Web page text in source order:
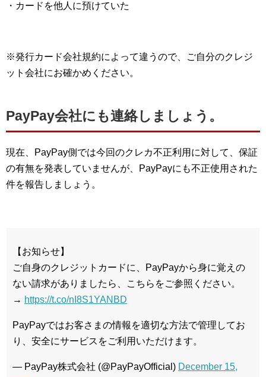
・カードを他人に預けていた
※発行カード会社規約によって違うので、ご自分のクレジ
ット会社にお確かめください。
PayPay会社にも連絡しましょう。
現在、PayPay側では今回のクレカ不正利用に対して、保証
の有無を発表していませんが、PayPayにも不正使用された
件を報告しましょう。
【お知らせ】
ご自身のクレジットカードに、PayPayから身に覚えの
ない請求がありましたら、こちらをご参照ください。
→ https://t.co/nI8S1YANBD
PayPayではお客さまの情報を適切な方法で管理してお
り、安全にサービスをご利用いただけます。
— PayPay株式会社 (@PayPayOfficial) December 15,